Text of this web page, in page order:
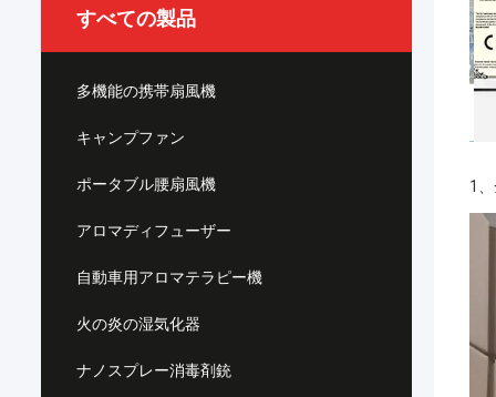
すべての製品
多機能の携帯扇風機
キャンプファン
ポータブル腰扇風機
アロマディフューザー
自動車用アロマテラピー機
火の炎の湿気化器
ナノスプレー消毒剤銃
1